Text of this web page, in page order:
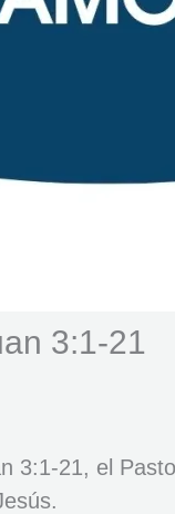
3:1-21
3:1-21, el